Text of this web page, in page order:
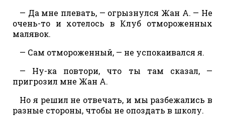
— Да мне плевать, — огрызнулся Жан А. — Не
очень-то и хотелось в Клуб отмороженных
малявок.
— Сам отмороженный, — не успокаивался я.
— Ну-ка повтори, что ты там сказал, —
пригрозил мне Жан А.
Но я решил не отвечать, и мы разбежались в
разные стороны, чтобы не опоздать в школу.